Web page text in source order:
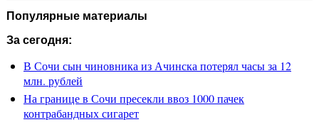
Популярные материалы
За сегодня:
В Сочи сын чиновника из Ачинска потерял часы за 12
млн. рублей
На границе в Сочи пресекли ввоз 1000 пачек
контрабандных сигарет